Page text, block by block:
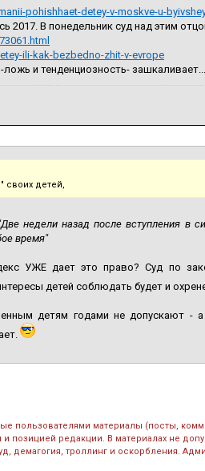
pohishhaet-detey-v-moskve-u-
2017. В понедельник суд над этим
ili-kak-bezbedno-zhit-v-evrope
и тенденциозность- зашкаливает...
своих детей,
недели назад после вступления в
время"
УЖЕ дает это право? Суд по
детей соблюдать будет и
детям годами не допускают -
пользователями материалы (посты,
позицией редакции. В материалах не
троллинг и оскорбления.